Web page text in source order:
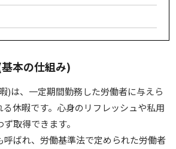
本の仕組み)
)は、一定期間勤務した労働者に与えら
休暇です。心身のリフレッシュや私用
取得できます。
呼ばれ、労働基準法で定められた労働者